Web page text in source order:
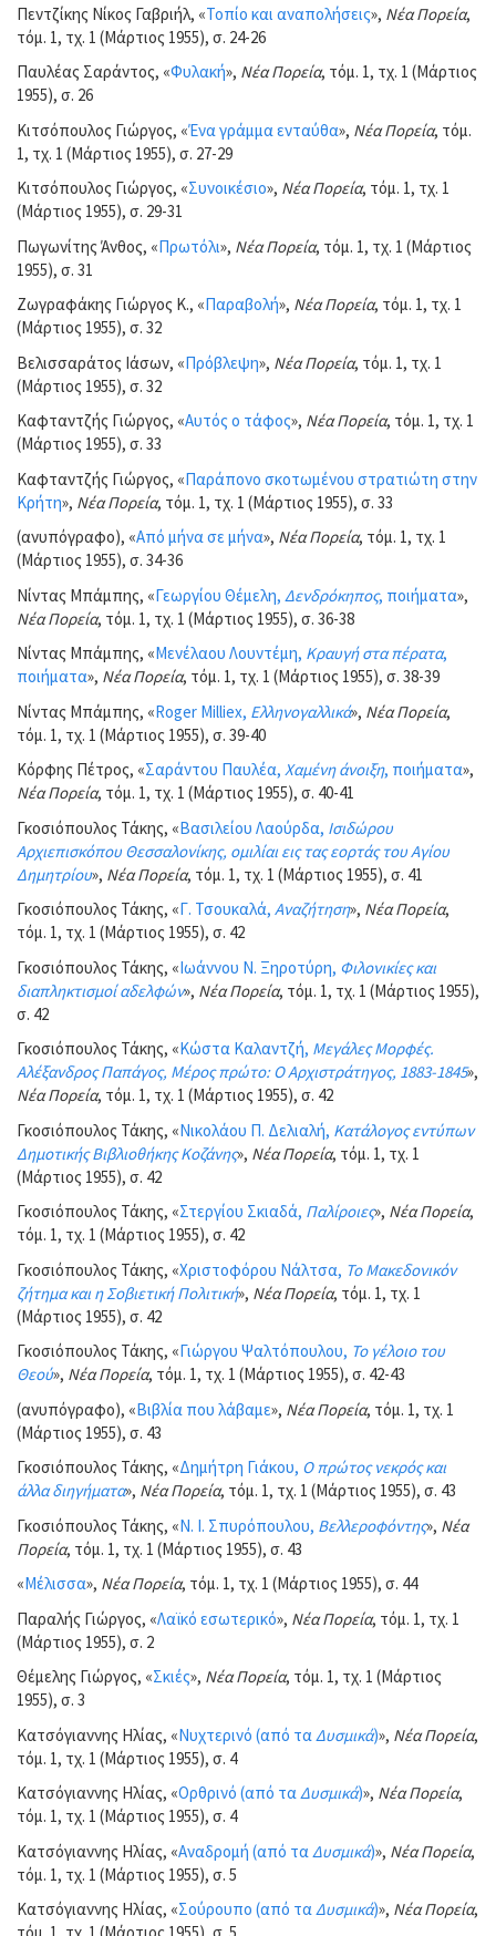
Πεντζίκης Νίκος Γαβριήλ, «Τοπίο και αναπολήσεις», Νέα Πορεία,
τόμ. 1, τχ. 1 (Μάρτιος 1955), σ. 24-26
Παυλέας Σαράντος, «Φυλακή», Νέα Πορεία, τόμ. 1, τχ. 1 (Μάρτιος
1955), σ. 26
Κιτσόπουλος Γιώργος, «Ένα γράμμα ενταύθα», Νέα Πορεία, τόμ.
1, τχ. 1 (Μάρτιος 1955), σ. 27-29
Κιτσόπουλος Γιώργος, «Συνοικέσιο», Νέα Πορεία, τόμ. 1, τχ. 1
(Μάρτιος 1955), σ. 29-31
Πωγωνίτης Άνθος, «Πρωτόλι», Νέα Πορεία, τόμ. 1, τχ. 1 (Μάρτιος
1955), σ. 31
Ζωγραφάκης Γιώργος Κ., «Παραβολή», Νέα Πορεία, τόμ. 1, τχ. 1
(Μάρτιος 1955), σ. 32
Βελισσαράτος Ιάσων, «Πρόβλεψη», Νέα Πορεία, τόμ. 1, τχ. 1
(Μάρτιος 1955), σ. 32
Καφταντζής Γιώργος, «Αυτός ο τάφος», Νέα Πορεία, τόμ. 1, τχ. 1
(Μάρτιος 1955), σ. 33
Καφταντζής Γιώργος, «Παράπονο σκοτωμένου στρατιώτη στην
Κρήτη», Νέα Πορεία, τόμ. 1, τχ. 1 (Μάρτιος 1955), σ. 33
(ανυπόγραφο), «Από μήνα σε μήνα», Νέα Πορεία, τόμ. 1, τχ. 1
(Μάρτιος 1955), σ. 34-36
Νίντας Μπάμπης, «Γεωργίου Θέμελη, Δενδρόκηπος, ποιήματα»,
Νέα Πορεία, τόμ. 1, τχ. 1 (Μάρτιος 1955), σ. 36-38
Νίντας Μπάμπης, «Μενέλαου Λουντέμη, Κραυγή στα πέρατα,
ποιήματα», Νέα Πορεία, τόμ. 1, τχ. 1 (Μάρτιος 1955), σ. 38-39
Νίντας Μπάμπης, «Roger Milliex, Ελληνογαλλικά», Νέα Πορεία,
τόμ. 1, τχ. 1 (Μάρτιος 1955), σ. 39-40
Κόρφης Πέτρος, «Σαράντου Παυλέα, Χαμένη άνοιξη, ποιήματα»,
Νέα Πορεία, τόμ. 1, τχ. 1 (Μάρτιος 1955), σ. 40-41
Γκοσιόπουλος Τάκης, «Βασιλείου Λαούρδα, Ισιδώρου
Αρχιεπισκόπου Θεσσαλονίκης, ομιλίαι εις τας εορτάς του Αγίου
Δημητρίου», Νέα Πορεία, τόμ. 1, τχ. 1 (Μάρτιος 1955), σ. 41
Γκοσιόπουλος Τάκης, «Γ. Τσουκαλά, Αναζήτηση», Νέα Πορεία,
τόμ. 1, τχ. 1 (Μάρτιος 1955), σ. 42
Γκοσιόπουλος Τάκης, «Ιωάννου Ν. Ξηροτύρη, Φιλονικίες και
διαπληκτισμοί αδελφών», Νέα Πορεία, τόμ. 1, τχ. 1 (Μάρτιος 1955),
σ. 42
Γκοσιόπουλος Τάκης, «Κώστα Καλαντζή, Μεγάλες Μορφές.
Αλέξανδρος Παπάγος, Μέρος πρώτο: Ο Αρχιστράτηγος, 1883-1845»,
Νέα Πορεία, τόμ. 1, τχ. 1 (Μάρτιος 1955), σ. 42
Γκοσιόπουλος Τάκης, «Νικολάου Π. Δελιαλή, Κατάλογος εντύπων
Δημοτικής Βιβλιοθήκης Κοζάνης», Νέα Πορεία, τόμ. 1, τχ. 1
(Μάρτιος 1955), σ. 42
Γκοσιόπουλος Τάκης, «Στεργίου Σκιαδά, Παλίροιες», Νέα Πορεία,
τόμ. 1, τχ. 1 (Μάρτιος 1955), σ. 42
Γκοσιόπουλος Τάκης, «Χριστοφόρου Νάλτσα, Το Μακεδονικόν
ζήτημα και η Σοβιετική Πολιτική», Νέα Πορεία, τόμ. 1, τχ. 1
(Μάρτιος 1955), σ. 42
Γκοσιόπουλος Τάκης, «Γιώργου Ψαλτόπουλου, Το γέλοιο του
Θεού», Νέα Πορεία, τόμ. 1, τχ. 1 (Μάρτιος 1955), σ. 42-43
(ανυπόγραφο), «Βιβλία που λάβαμε», Νέα Πορεία, τόμ. 1, τχ. 1
(Μάρτιος 1955), σ. 43
Γκοσιόπουλος Τάκης, «Δημήτρη Γιάκου, Ο πρώτος νεκρός και
άλλα διηγήματα», Νέα Πορεία, τόμ. 1, τχ. 1 (Μάρτιος 1955), σ. 43
Γκοσιόπουλος Τάκης, «Ν. Ι. Σπυρόπουλου, Βελλεροφόντης», Νέα
Πορεία, τόμ. 1, τχ. 1 (Μάρτιος 1955), σ. 43
«Μέλισσα», Νέα Πορεία, τόμ. 1, τχ. 1 (Μάρτιος 1955), σ. 44
Παραλής Γιώργος, «Λαϊκό εσωτερικό», Νέα Πορεία, τόμ. 1, τχ. 1
(Μάρτιος 1955), σ. 2
Θέμελης Γιώργος, «Σκιές», Νέα Πορεία, τόμ. 1, τχ. 1 (Μάρτιος
1955), σ. 3
Κατσόγιαννης Ηλίας, «Νυχτερινό (από τα Δυσμικά)», Νέα Πορεία,
τόμ. 1, τχ. 1 (Μάρτιος 1955), σ. 4
Κατσόγιαννης Ηλίας, «Ορθρινό (από ταΔυσμικά)», Νέα Πορεία,
τόμ. 1, τχ. 1 (Μάρτιος 1955), σ. 4
Κατσόγιαννης Ηλίας, «Αναδρομή (από τα Δυσμικά)», Νέα Πορεία,
τόμ. 1, τχ. 1 (Μάρτιος 1955), σ. 5
Κατσόγιαννης Ηλίας, «Σούρουπο (από ταΔυσμικά)», Νέα Πορεία,